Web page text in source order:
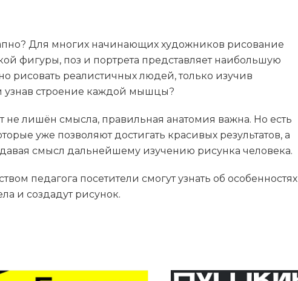
Для многих начинающих художников рисование
фигуры, поз и портрета представляет наибольшую
рисовать реалистичных людей, только изучив
узнав строение каждой мышцы?
не лишён смысла, правильная анатомия важна. Но есть
уже позволяют достигать красивых результатов, а
смысл дальнейшему изучению рисунка человека.
педагога посетители смогут узнать об особенностях
и создадут рисунок.